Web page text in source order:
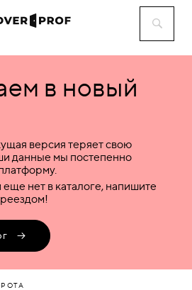
в новый
версия теряет свою
данные мы постепенно
нет в каталоге, напишите